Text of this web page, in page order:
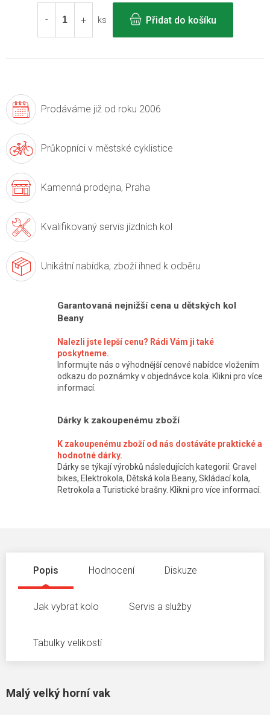
cena:
ks
Přidat do košíku
Prodáváme již od roku 2006
Průkopníci v městské cyklistice
Kamenná prodejna, Praha
Kvalifikovaný servis jízdních kol
Unikátní nabídka, zboží ihned k odběru
Garantovaná nejnižší cena u dětských kol
Beany
Nalezli jste lepší cenu? Rádi Vám ji také
poskytneme.
Informujte nás o výhodnější cenové nabídce vložením
odkazu do poznámky v objednávce kola. Klikni pro více
informací.
Dárky k zakoupenému zboží
K zakoupenému zboží od nás dostáváte praktické a
hodnotné dárky.
Dárky se týkají výrobků následujících kategorií: Gravel
bikes, Elektrokola, Dětská kola Beany, Skládací kola,
Retrokola a Turistické brašny. Klikni pro více informací.
Popis Hodnocení Diskuze
Jak vybrat kolo Servis a služby
Tabulky velikostí
Malý velký horní vak